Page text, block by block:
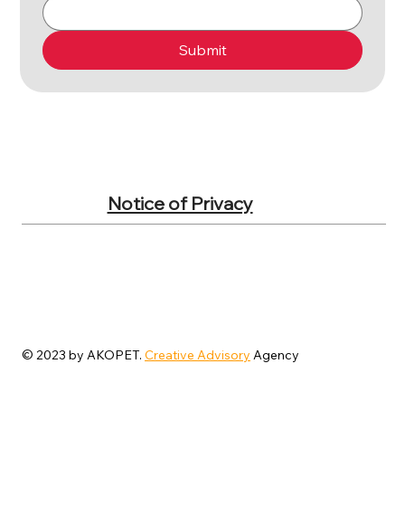
© 2023 by AKOPET. Creative Advisory Agency
Notice of Privacy
Submit